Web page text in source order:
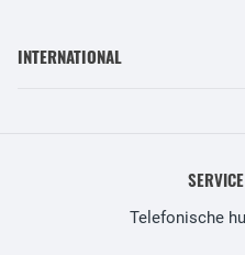
INTERNATIONAL
Telefonische